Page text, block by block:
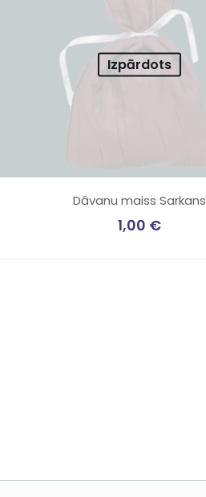
Izpārdots
Dāvanu maiss Sarkans
1,00 €